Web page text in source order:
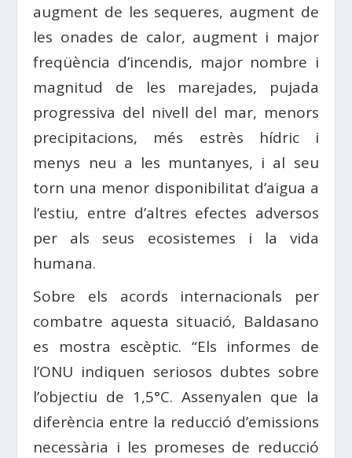
augment de les sequeres, augment de
les onades de calor, augment i major
freqüència d’incendis, major nombre i
magnitud de les marejades, pujada
progressiva del nivell del mar, menors
precipitacions, més estrès hídric i
menys neu a les muntanyes, i al seu
torn una menor disponibilitat d’aigua a
l’estiu, entre d’altres efectes adversos
per als seus ecosistemes i la vida
humana.
Sobre els acords internacionals per
combatre aquesta situació, Baldasano
es mostra escèptic. “Els informes de
l’ONU indiquen seriosos dubtes sobre
l’objectiu de 1,5°C. Assenyalen que la
diferència entre la reducció d’emissions
necessària i les promeses de reducció